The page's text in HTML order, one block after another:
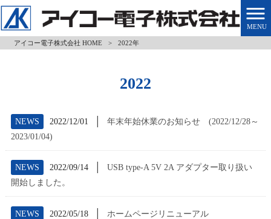
MENU
アイコー電子株式会社 HOME > 2022年
2022
NEWS 2022/12/01
年末年始休業のお知らせ (2022/12/28～
2023/01/04)
NEWS 2022/09/14
USB type-A 5V 2A アダプター取り扱い
開始しました。
NEWS 2022/05/18 ホームページリニューアル